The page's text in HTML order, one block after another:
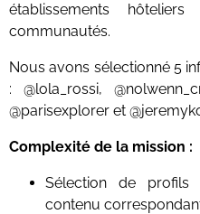
établissements
communautés.
Nous avons sélectionné 5
: @lola_rossi,
@parisexplorer et
Complexité de la mission :
Sélection de profils
contenu